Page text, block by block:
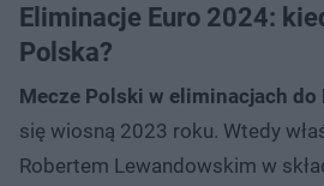
Eliminacje Euro 2024:
Polska?
Mecze Polski w eliminacjach do
się wiosną 2023 roku. Wtedy
Robertem Lewandowskim w